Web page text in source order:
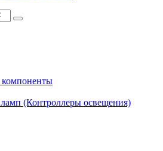
(Контроллеры освещения)